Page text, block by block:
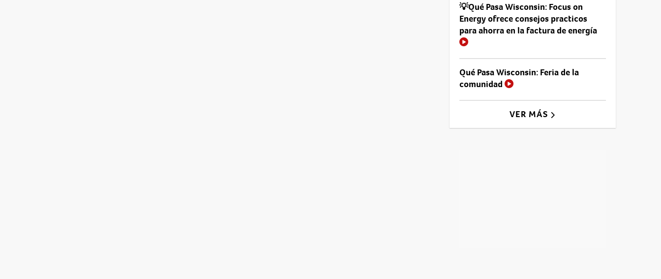
💡Qué Pasa Wisconsin: Focus on
Energy ofrece consejos practicos
para ahorra en la factura de energía
Qué Pasa Wisconsin: Feria de la
comunidad
VER MÁS